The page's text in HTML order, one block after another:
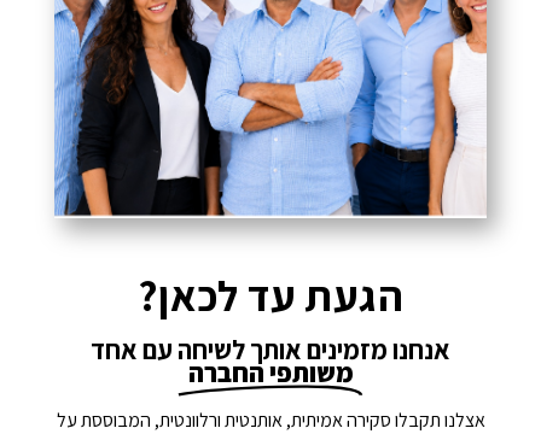
הגעת עד לכאן?
אנחנו מזמינים אותך לשיחה עם אחד
משותפי החברה
אצלנו תקבלו סקירה אמיתית, אותנטית ורלוונטית, המבוססת על